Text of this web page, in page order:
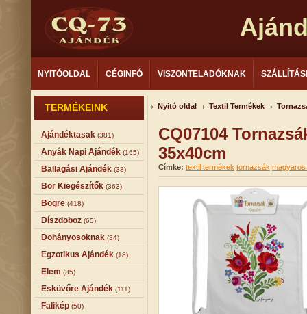
NYITÓOLDAL CÉGINFÓ VISZONTELADÓKNAK
TERMÉKEINK
Ajándéktasak (381)
Anyák Napi Ajándék (165)
Ballagási Ajándék (33)
Bor Kiegészítők (363)
Bögre (418)
Díszdoboz (65)
Dohányosoknak (34)
Egzotikus Ajándék (18)
Elem (35)
Esküvőre Ajándék (111)
Falikép (50)
Nyitó oldal Textil Termékek
CQ07104
35x40cm
Címke: textil termékek tornazsák magyaros